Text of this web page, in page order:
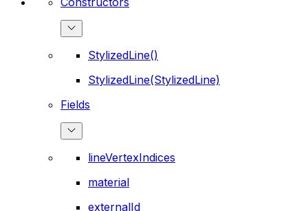
StylizedLine()
StylizedLine(StylizedLine)
Fields
lineVertexIndices
material
externalId